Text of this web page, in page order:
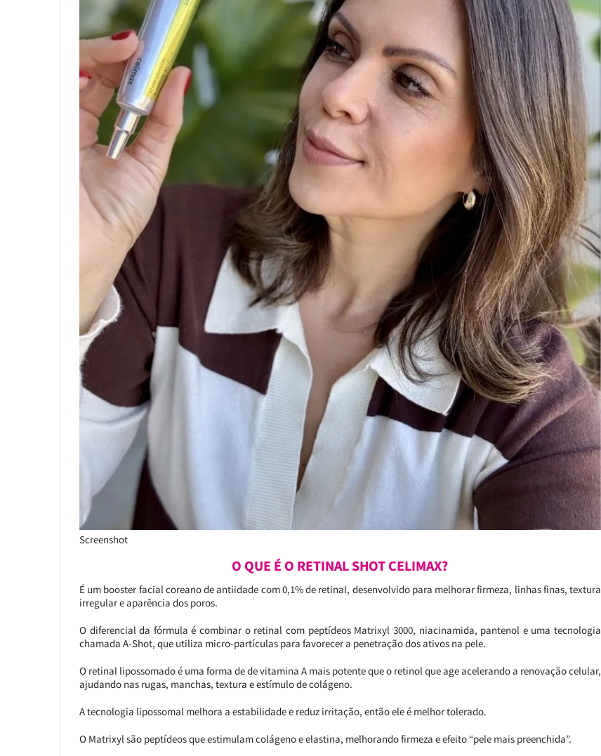
Screenshot
O QUE É O RETINAL SHOT CELIMAX?
É um booster facial coreano de antiidade com 0,1% de retinal, desenvolvido para melhorar firmeza, linhas finas, textura
irregular e aparência dos poros.
O diferencial da fórmula é combinar o retinal com peptídeos Matrixyl 3000, niacinamida, pantenol e uma tecnologia
chamada A-Shot, que utiliza micro-partículas para favorecer a penetração dos ativos na pele.
O retinal lipossomado é uma forma de de vitamina A mais potente que o retinol que age acelerando a renovação celular,
ajudando nas rugas, manchas, textura e estímulo de colágeno.
A tecnologia lipossomal melhora a estabilidade e reduz irritação, então ele é melhor tolerado.
O Matrixyl são peptídeos que estimulam colágeno e elastina, melhorando firmeza e efeito “pele mais preenchida”.